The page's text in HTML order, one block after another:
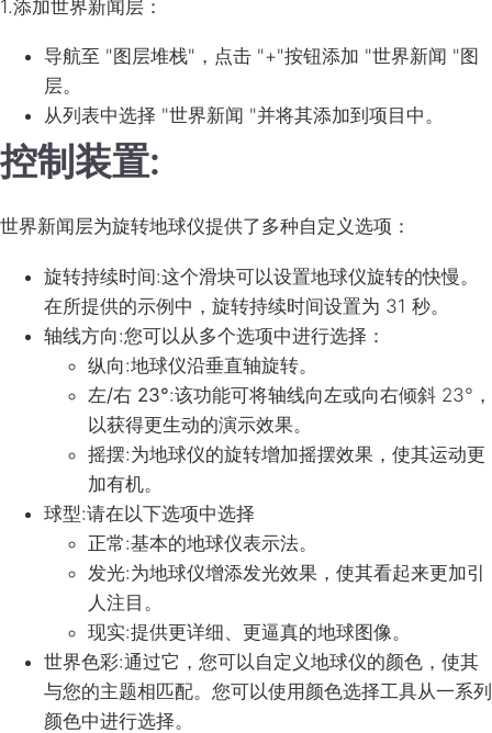
1.添加世界新闻层 ：
导航至 "图层堆栈"，点击 "+"按钮添加 "世界新闻 "图
层。
从列表中选择 "世界新闻 "并将其添加到项目中。
控制装置:
世界新闻层为旋转地球仪提供了多种自定义选项：
旋转持续时间:这个滑块可以设置地球仪旋转的快慢。
在所提供的示例中，旋转持续时间设置为 31 秒。
轴线方向:您可以从多个选项中进行选择：
纵向:地球仪沿垂直轴旋转。
左/右 23°:该功能可将轴线向左或向右倾斜 23°，
以获得更生动的演示效果。
摇摆:为地球仪的旋转增加摇摆效果，使其运动更
加有机。
球型:请在以下选项中选择
正常:基本的地球仪表示法。
发光:为地球仪增添发光效果，使其看起来更加引
人注目。
现实:提供更详细、更逼真的地球图像。
世界色彩:通过它，您可以自定义地球仪的颜色，使其
与您的主题相匹配。您可以使用颜色选择工具从一系列
颜色中进行选择。